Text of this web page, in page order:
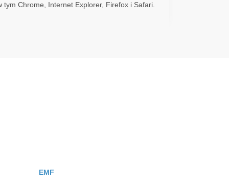
Chrome, Internet Explorer, Firefox i Safari.
EMF